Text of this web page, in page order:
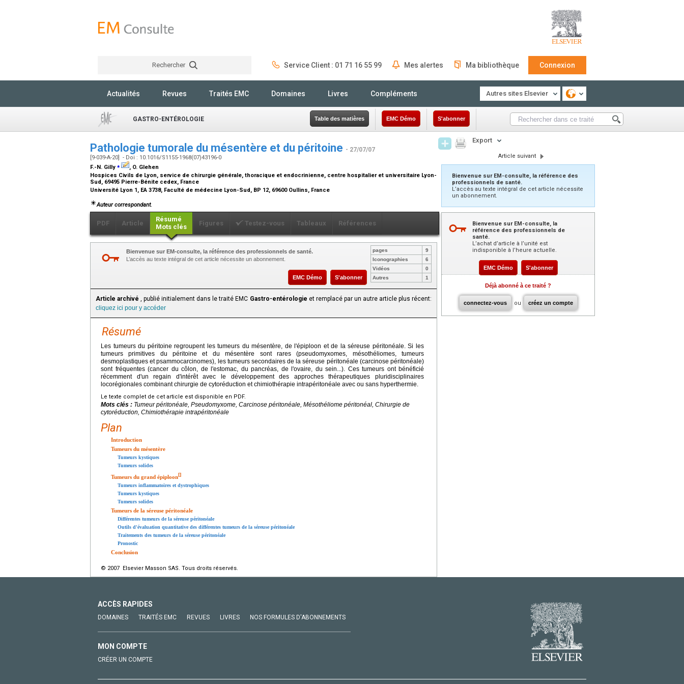
Rechercher Service Client : 01 71 16 55 99 Mes alertes Ma bibliothèque Connexion
Actualités Revues Traités EMC Domaines Livres Compléments Autres sites Elsevier
GASTRO-ENTÉROLOGIE Table des matières EMC Démo S'abonner
Pathologie tumorale du mésentère et du péritoine - 27/07/07
[9-039-A-20] - Doi : 10.1016/S1155-1968(07)43196-0
F.-N. Gilly ⁎
, O. Glehen
Hospices Civils de Lyon, service de chirurgie générale, thoracique et endocrinienne, centre hospitalier et universitaire Lyon-
Sud, 69495 Pierre-Bénite cedex, France
Université Lyon 1, EA 3738, Faculté de médecine Lyon-Sud, BP 12, 69600 Oullins, France
Auteur correspondant.
PDF Article
Résumé
Mots clés
Figures Testez-vous Tableaux Références
Bienvenue sur EM-consulte, la référence des professionnels de santé.
L’accès au texte intégral de cet article nécessite un abonnement.
EMC Démo S'abonner
pages
9
Iconographies
6
Vidéos
0
Autres
1
Article archivé , publié initialement dans le traité EMC Gastro-entérologie et remplacé par un autre article plus récent:
cliquez ici pour y accéder
Résumé
Les tumeurs du péritoine regroupent les tumeurs du mésentère, de l'épiploon et de la séreuse péritonéale. Si les
tumeurs primitives du péritoine et du mésentère sont rares (pseudomyxomes, mésothéliomes, tumeurs
desmoplastiques et psammocarcinomes), les tumeurs secondaires de la séreuse péritonéale (carcinose péritonéale)
sont fréquentes (cancer du côlon, de l'estomac, du pancréas, de l'ovaire, du sein...). Ces tumeurs ont bénéficié
récemment d'un regain d'intérêt avec le développement des approches thérapeutiques pluridisciplinaires
locorégionales combinant chirurgie de cytoréduction et chimiothérapie intrapéritonéale avec ou sans hyperthermie.
Le texte complet de cet article est disponible en PDF.
Mots clés : Tumeur péritonéale, Pseudomyxome, Carcinose péritonéale, Mésothéliome péritonéal, Chirurgie de
cytoréduction, Chimiothérapie intrapéritonéale
Plan
Introduction
Tumeurs du mésentère
Tumeurs kystiques
Tumeurs solides
Tumeurs du grand épiploon[]
Tumeurs inflammatoires et dystrophiques
Tumeurs kystiques
Tumeurs solides
Tumeurs de la séreuse péritonéale
Différentes tumeurs de la séreuse péritonéale
Outils d'évaluation quantitative des différentes tumeurs de la séreuse péritonéale
Traitements des tumeurs de la séreuse péritonéale
Pronostic
Conclusion
© 2007 Elsevier Masson SAS. Tous droits réservés.
Export
Article suivant
Bienvenue sur EM-consulte, la référence des
professionnels de santé.
L’accès au texte intégral de cet article nécessite
un abonnement.
Bienvenue sur EM-consulte, la
référence des professionnels de
santé.
L’achat d’article à l’unité est
indisponible à l’heure actuelle.
EMC Démo S'abonner
Déjà abonné à ce traité ?
connectez-vous ou créez un compte
ACCÈS RAPIDES
DOMAINES TRAITÉS EMC REVUES LIVRES NOS FORMULES D'ABONNEMENTS
MON COMPTE
CRÉER UN COMPTE